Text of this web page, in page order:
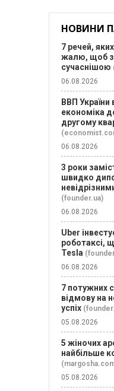
НОВИНИ
7 речей,
жалю, щоб
сучаснішою
06.08.2026
ВВП України
економіка
другому
06.08.2026
3 роки
швидко
(founder.ua)
06.08.2026
Uber
роботаксі,
Tesla
06.08.2026
7 потужних
відмову на
успіх
05.08.2026
5 жіночих
найбільше
05.08.2026